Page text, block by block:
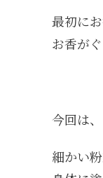
最初に
お香が
今回は、
細かい